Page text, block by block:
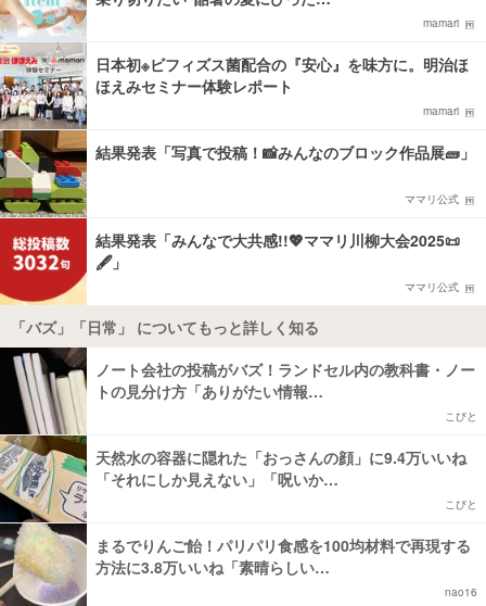
mamari
日本初※ビフィズス菌配合の『安心』を味方に。明治ほ
ほえみセミナー体験レポート
mamari
結果発表「写真で投稿！📸みんなのブロック作品展🧱」
ママリ公式
結果発表「みんなで大共感!!💖ママリ川柳大会2025📜
🖋️」
ママリ公式
「バズ」「日常」 についてもっと詳しく知る
ノート会社の投稿がバズ！ランドセル内の教科書・ノー
トの見分け方「ありがたい情報…
こびと
天然水の容器に隠れた「おっさんの顔」に9.4万いいね
「それにしか見えない」「呪いか…
こびと
まるでりんご飴！パリパリ食感を100均材料で再現する
方法に3.8万いいね「素晴らしい…
nao16